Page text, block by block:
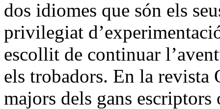
dos idiomes que són els
privilegiat
escollit de continuar
els trobadors. En la revista
majors dels gans